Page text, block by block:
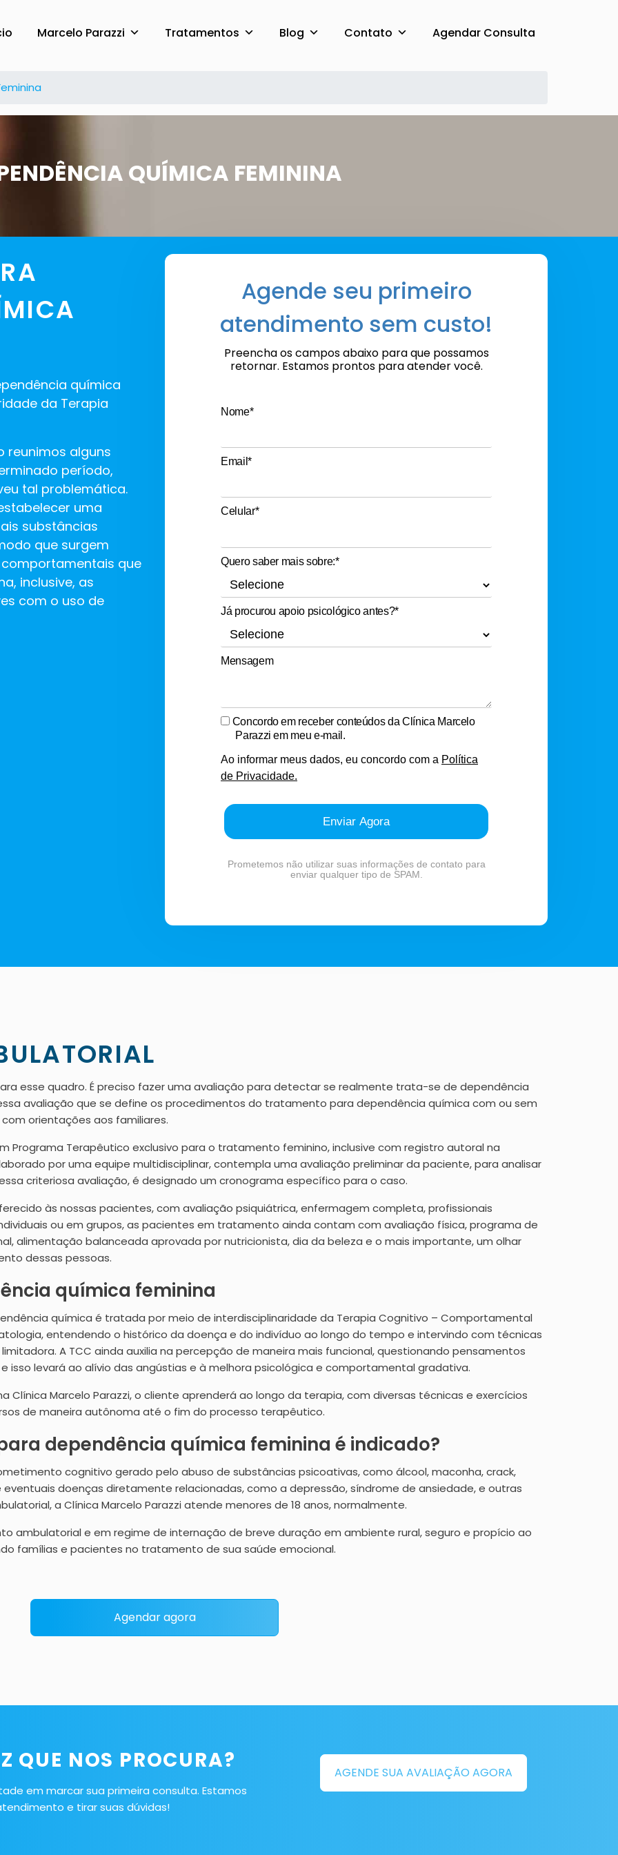
Marcelo Parazzi Tratamentos Blog Contato Agendar Consulta
QUÍMICA FEMININA
química
da Terapia
reunimos alguns
período,
tal problemática.
uma
substâncias
que surgem
que
inclusive, as
com o uso de
Agende seu primeiro
atendimento sem custo!
Preencha os campos abaixo para que possamos
retornar. Estamos prontos para atender você.
Nome*
Email*
Celular*
Quero saber mais sobre:*
Já procurou apoio psicológico antes?*
Mensagem
Concordo em receber conteúdos da Clínica Marcelo
Parazzi em meu e-mail.
Ao informar meus dados, eu concordo com a Política
de Privacidade.
Enviar Agora
Prometemos não utilizar suas informações de contato para
enviar qualquer tipo de SPAM.
esse quadro. É preciso fazer uma avaliação para detectar se realmente trata-se de dependência
avaliação que se define os procedimentos do tratamento para dependência química com ou sem
orientações aos familiares.
Programa Terapêutico exclusivo para o tratamento feminino, inclusive com registro autoral na
por uma equipe multidisciplinar, contempla uma avaliação preliminar da paciente, para analisar
criteriosa avaliação, é designado um cronograma específico para o caso.
às nossas pacientes, com avaliação psiquiátrica, enfermagem completa, profissionais
ou em grupos, as pacientes em tratamento ainda contam com avaliação física, programa de
alimentação balanceada aprovada por nutricionista, dia da beleza e o mais importante, um olhar
dessas pessoas.
química feminina
química é tratada por meio de interdisciplinaridade da Terapia Cognitivo – Comportamental
entendendo o histórico da doença e do indivíduo ao longo do tempo e intervindo com técnicas
A TCC ainda auxilia na percepção de maneira mais funcional, questionando pensamentos
isso levará ao alívio das angústias e à melhora psicológica e comportamental gradativa.
Marcelo Parazzi, o cliente aprenderá ao longo da terapia, com diversas técnicas e exercícios
de maneira autônoma até o fim do processo terapêutico.
dependência química feminina é indicado?
cognitivo gerado pelo abuso de substâncias psicoativas, como álcool, maconha, crack,
doenças diretamente relacionadas, como a depressão, síndrome de ansiedade, e outras
a Clínica Marcelo Parazzi atende menores de 18 anos, normalmente.
ambulatorial e em regime de internação de breve duração em ambiente rural, seguro e propício ao
famílias e pacientes no tratamento de sua saúde emocional.
Agendar agora
QUE NOS PROCURA?
em marcar sua primeira consulta. Estamos
e tirar suas dúvidas!
AGENDE SUA AVALIAÇÃO AGORA